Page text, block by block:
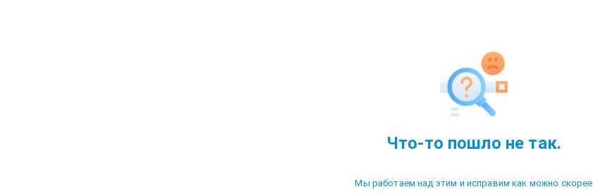
Что-то пошло не так.
Мы работаем над этим и исправим как можно скорее